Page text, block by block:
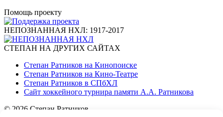
Помощь проекту
НЕПОЗНАННАЯ НХЛ: 1917-2017
СТЕПАН НА ДРУГИХ САЙТАХ
Степан Ратников на Кинопоиске
Степан Ратников на Кино-Театре
Степан Ратников в СПбХЛ
Сайт хоккейного турнира памяти А.А. Ратникова
© 2026 Степан Ратников